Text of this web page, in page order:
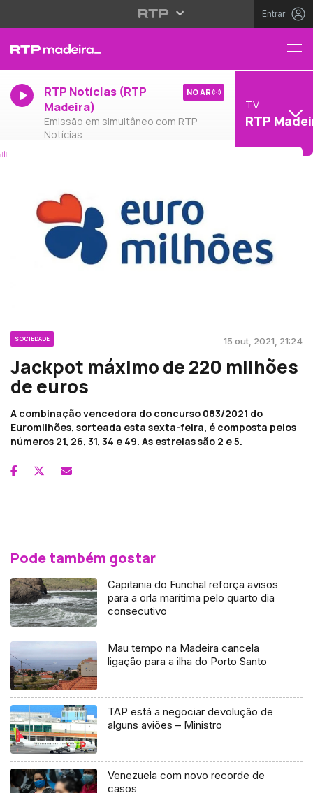
Entrar
RTP Notícias (RTP
Madeira)
Emissão em simultâneo com RTP
Notícias
NO AR
TV
RTP
SOCIEDADE 15 out, 2021, 21:24
Jackpot máximo de 220 milhões
de euros
A combinação vencedora do concurso 083/2021 do
Euromilhões, sorteada esta sexta-feira, é composta pelos
números 21, 26, 31, 34 e 49. As estrelas são 2 e 5.
Pode também gostar
Capitania do Funchal reforça avisos
para a orla marítima pelo quarto dia
consecutivo
Mau tempo na Madeira cancela
ligação para a ilha do Porto Santo
TAP está a negociar devolução de
alguns aviões – Ministro
Venezuela com novo recorde de
casos